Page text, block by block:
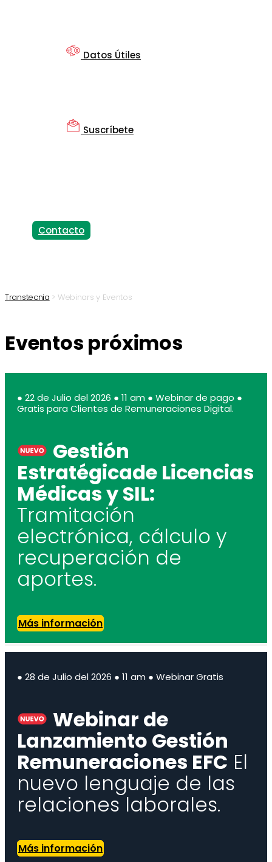
Datos Útiles
Suscríbete
Contacto
Transtecnia > Webinars y Eventos
Eventos próximos
● 22 de Julio del 2026 ● 11 am ● Webinar de pago ●
Gratis para Clientes de Remuneraciones Digital.
Gestión
Estratégicade Licencias
Médicas y SIL:
Tramitación
electrónica, cálculo y
recuperación de
aportes.
Más información
● 28 de Julio del 2026 ● 11 am ● Webinar Gratis
Webinar de
Lanzamiento Gestión
Remuneraciones EFC El
nuevo lenguaje de las
relaciones laborales.
Más información